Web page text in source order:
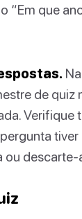
“Em que
de quiz
Verifique
ou descarte-